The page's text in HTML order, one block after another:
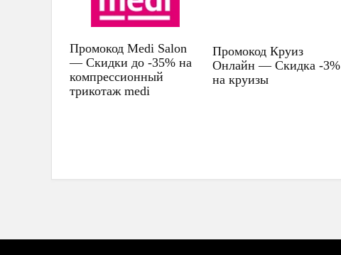
Промокод Medi Salon
— Скидки до -35% на
компрессионный
трикотаж medi
Промокод Круиз
Онлайн — Скидка -3%
на круизы